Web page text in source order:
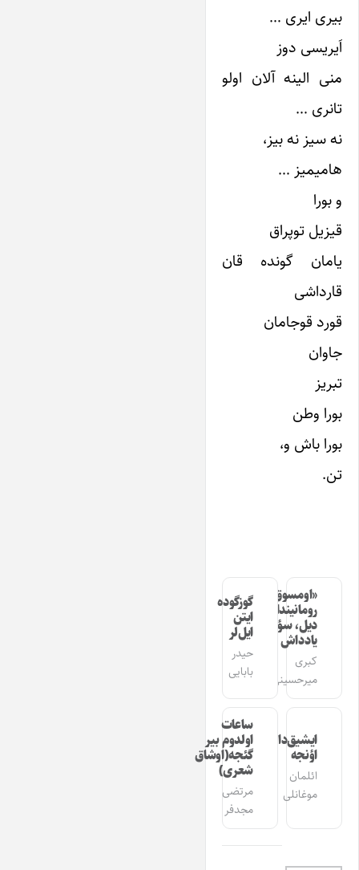
بیری ایری …
اَیریسی دوز
منی الینه آلان اولو
تانری …
نه سیز نه بیز،
هامیمیز …
و بورا
قیزیل توپراق
یامان گونده قان
قارداشی
قورد قوجامان
جاوان
تبریز
بورا وطن
بورا باش و،
تن.
«اومسوق»
رومانیندا
دیل، سؤز،
یادداش
کبری
میرحسینی
گوزگوده
ایتن
ایل‌لر
حیدر
بابایی
ایشیق‌دان
اؤنجه
ائلمان
موغانلی
ساعات
اولدوم بیر
گئجه(اوشاق
شعری)
مرتضی
مجدفر